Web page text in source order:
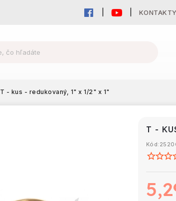
T - kus - redukovaný, 1" x 1/2" x 1"
T -
Kód: